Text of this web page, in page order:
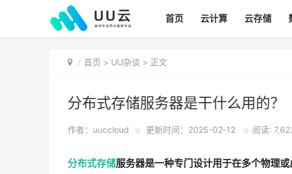
首页 云计算 云存储
首页 > UU杂谈 > 正文
分布式存储服务器是干什么用的？
作者：uuccloud o 更新时间：2025-02-12 o 阅读:
分布式存储服务器是一种专门设计用于在多个物理